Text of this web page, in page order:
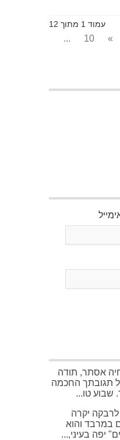
עמוד 1 מתוך 12
»
10
...
אסתר, תודה
תגובתך החכמה
שבוע טו...
יקרה
במרבד והוא
יפה בעיני,...